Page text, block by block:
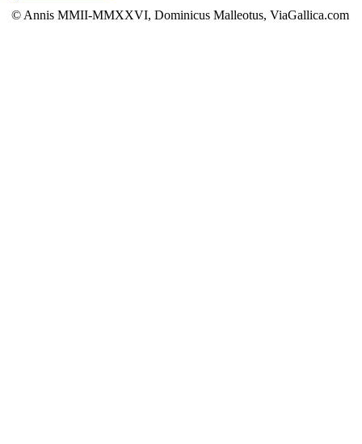
© Annis MMII-MMXXVI, Dominicus Malleotus, ViaGallica.com